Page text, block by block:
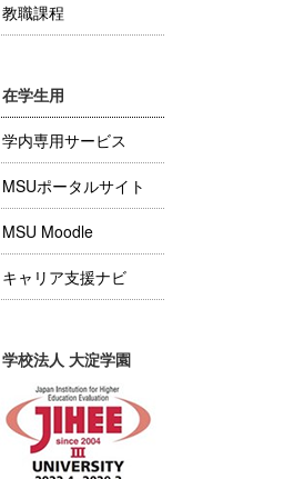
教職課程
在学生用
学内専用サービス
MSUポータルサイト
MSU Moodle
キャリア支援ナビ
学校法人 大淀学園